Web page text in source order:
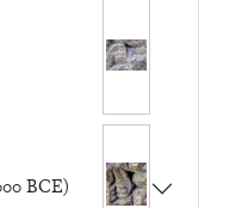
BCE)